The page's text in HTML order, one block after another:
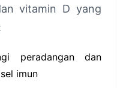
vitamin D yang
peradangan dan
imun